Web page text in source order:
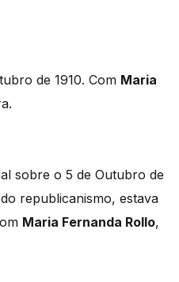
de 1910. Com Maria
sobre o 5 de Outubro de
republicanismo, estava
Maria Fernanda Rollo,